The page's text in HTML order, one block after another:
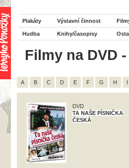
Plakáty Výstavní činnost
Hudba Knihy/časopisy
Filmy na DVD
A B C D E F G H I
DVD
TA NAŠE PÍSNIČKA
ČESKÁ